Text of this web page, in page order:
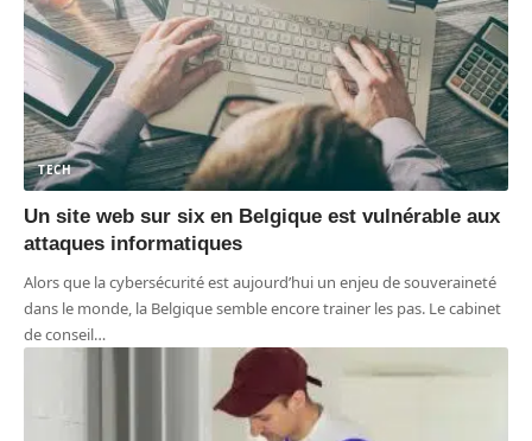
TECH
Un site web sur six en Belgique est vulnérable aux
attaques informatiques
Alors que la cybersécurité est aujourd’hui un enjeu de souveraineté
dans le monde, la Belgique semble encore trainer les pas. Le cabinet
de conseil…